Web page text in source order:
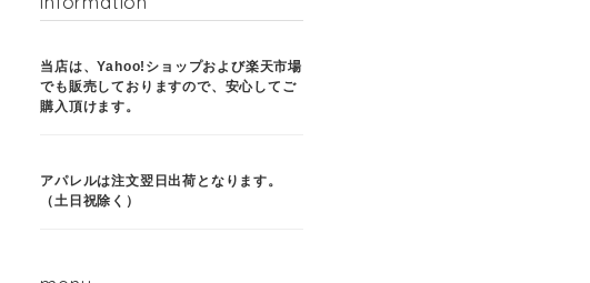
当店は、Yahoo!ショップおよび楽天市場
でも販売しておりますので、安心してご
購入頂けます。
アパレルは注文翌日出荷となります。
（土日祝除く）